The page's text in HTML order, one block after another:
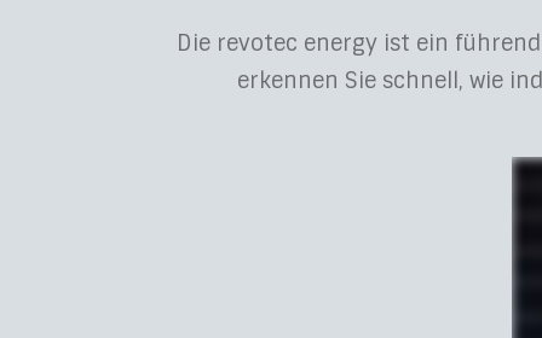
Die revotec energy ist ein
erkennen Sie schnell, wie